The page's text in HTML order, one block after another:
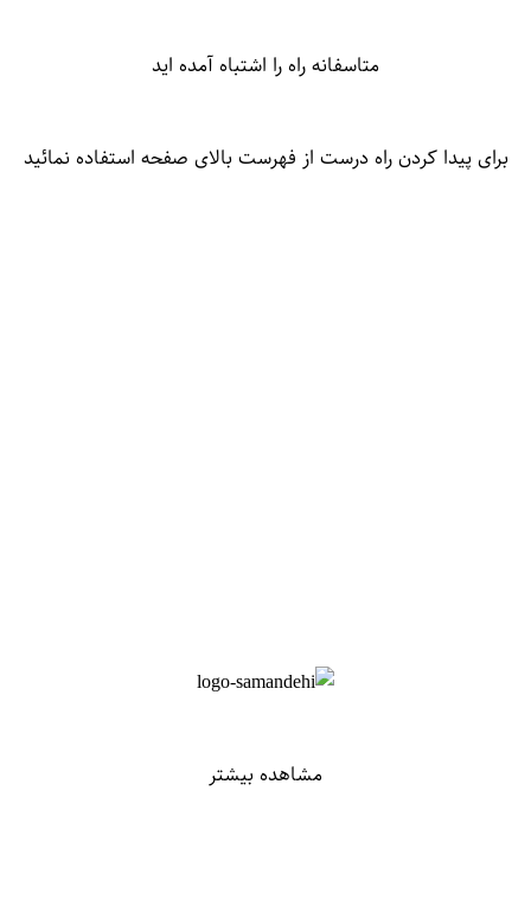
متاسفانه راه را اشتباه آمده اید
برای پیدا کردن راه درست از فهرست بالای صفحه استفاده نمائید
مشاهده بیشتر